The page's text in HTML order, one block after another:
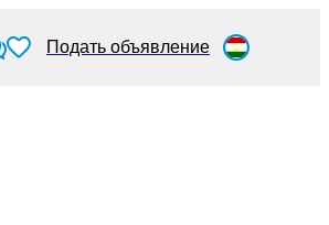
Подать объявление